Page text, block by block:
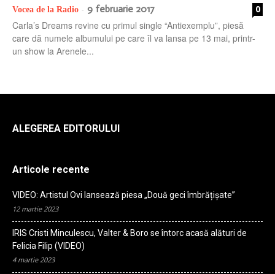
Vocea de la Radio - 9 februarie 2017 0
Carla’s Dreams revine cu primul single “Antiexemplu”, piesă
care dă numele albumului pe care îl va lansa pe 13 mai, printr-
un show la Arenele...
ALEGEREA EDITORULUI
Articole recente
VIDEO: Artistul Ovi lansează piesa „Două geci îmbrățișate”
12 martie 2023
IRIS Cristi Minculescu, Valter & Boro se întorc acasă alături de
Felicia Filip (VIDEO)
4 martie 2023